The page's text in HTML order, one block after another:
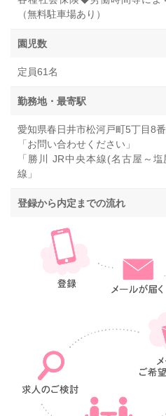
（無料駐車場あり）
園児数
定員61名
勤務地・最寄駅
愛知県春日井市松河戸町5丁目8
「お問い合わせください」
「勝川 JR中央本線(名古屋～
線」
登録から内定までの流れ